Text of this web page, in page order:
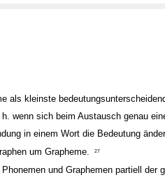
als kleinste
wenn sich beim Austausch genau
in einem Wort die Bedeutung
um Grapheme.
27
und Graphemen partiell der